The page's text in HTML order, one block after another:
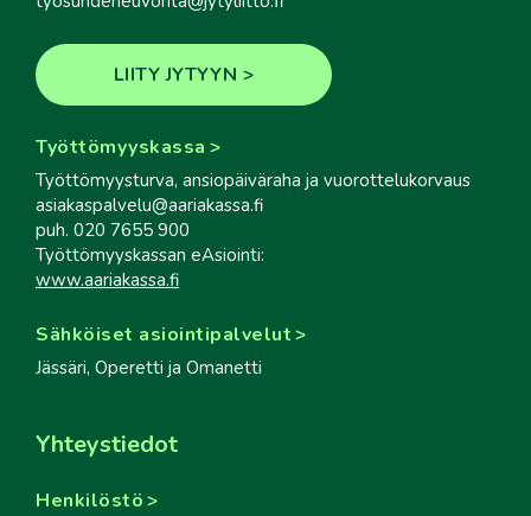
LIITY JYTYYN
Työttömyyskassa
Työttömyysturva, ansiopäiväraha ja vuorottelukorvaus
asiakaspalvelu@aariakassa.fi
puh. 020 7655 900
Työttömyyskassan eAsiointi:
www.aariakassa.fi
Sähköiset asiointipalvelut
Jässäri, Operetti ja Omanetti
Yhteystiedot
Henkilöstö